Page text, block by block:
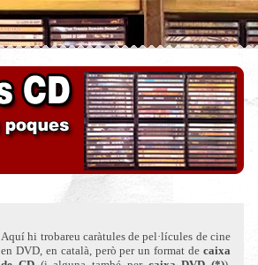
Aquí hi trobareu caràtules de pel·lícules de cine
en DVD, en català, però per un format de caixa